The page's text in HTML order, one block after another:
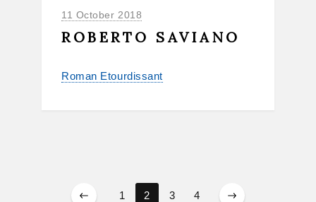
11 October 2018
ROBERTO SAVIANO
Roman Etourdissant
1 2 3 4